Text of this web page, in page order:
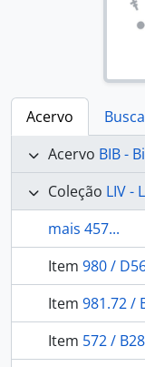
Acervo
Acervo BIB -
Coleção LIV -
mais 457...
Item 980 / D562a /
Item 981.72 / B732e / 2001 - Do
Item 572 / B284g /